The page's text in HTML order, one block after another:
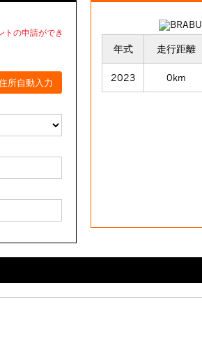
トの申請ができ
所自動入力
年式 走行距離
2023 0km